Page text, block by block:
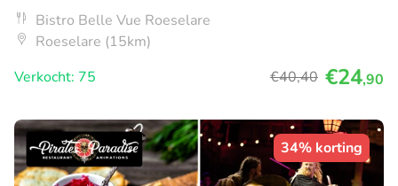
Bistro Belle Vue Roeselare
Roeselare (15km)
Verkocht: 75
€40,40 €24,90
34% korting